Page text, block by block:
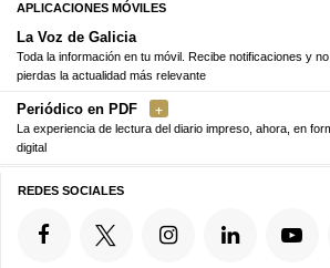
APLICACIONES MÓVILES
La Voz de Galicia
Toda la información en tu móvil. Recibe notificaciones y
pierdas la actualidad más relevante
Periódico en PDF
La experiencia de lectura del diario impreso, ahora, en
digital
REDES SOCIALES